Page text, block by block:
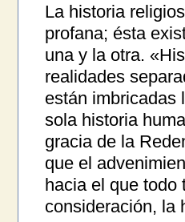
La historia
profana; ésta
una y la otra.
realidades
están imbricadas
sola historia
gracia de la
que el
hacia el que todo
consideración, la